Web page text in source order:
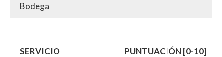
Bodega
SERVICIO PUNTUACIÓN [0-10]